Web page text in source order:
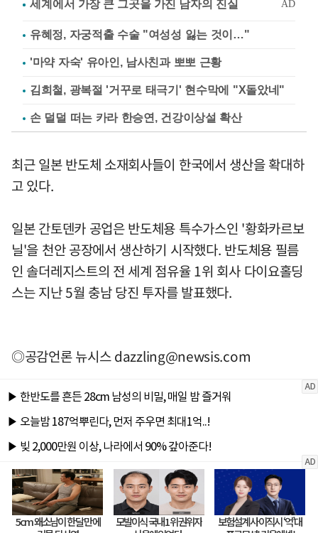
유혜정, 자궁적출 수술 "여성성 잃는 것이…"
'마약 자숙' 유아인, 남사친과 뽀뽀 근황
김희철, 광복절 '거꾸로 태극기' 현수막에 "X돌았네"
손 덜덜 떠는 카라 한승연, 건강이상설 확산
최근 일본 반도체 소재회사들이 한국에서 생산을 확대하
고 있다.
일본 간토덴카 공업은 반도체용 특수가스인 '황화카르보
닐'을 천안 공장에서 생산하기 시작했다. 반도체용 필름
인 솔더레지스트의 전 세계 점유율 1위 회사 다이요홀딩
스는 지난 5월 충남 당진 투자를 발표했다.
◎공감언론 뉴시스dazzling@newsis.com